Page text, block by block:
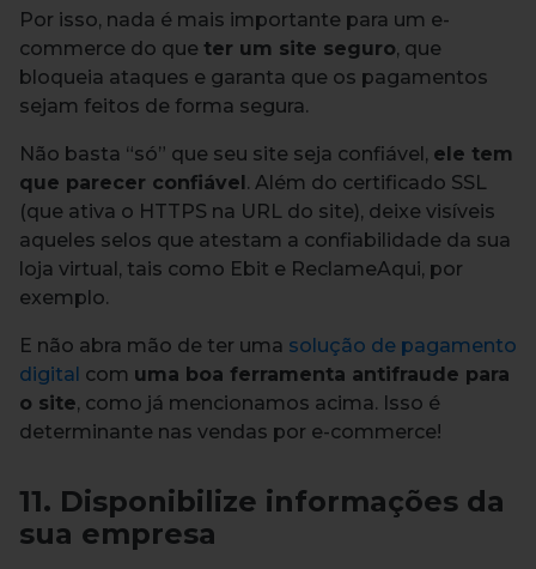
Por isso, nada é mais importante para um e-
commerce do que ter um site seguro, que
bloqueia ataques e garanta que os pagamentos
sejam feitos de forma segura.
Não basta “só” que seu site seja confiável, ele tem
que parecer confiável. Além do certificado SSL
(que ativa o HTTPS na URL do site), deixe visíveis
aqueles selos que atestam a confiabilidade da sua
loja virtual, tais como Ebit e ReclameAqui, por
exemplo.
E não abra mão de ter uma solução de pagamento
digital com uma boa ferramenta antifraude para
o site, como já mencionamos acima. Isso é
determinante nas vendas por e-commerce!
11. Disponibilize informações da
sua empresa